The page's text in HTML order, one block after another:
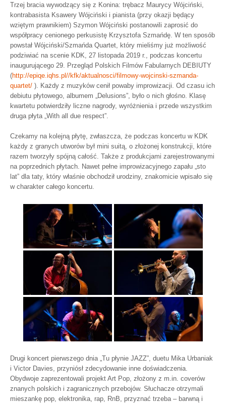
Trzej bracia wywodzący się z Konina: trębacz Maurycy Wójciński,
kontrabasista Ksawery Wójciński i pianista (przy okazji będący
wziętym prawnikiem) Szymon Wójciński postanowili zaprosić do
współpracy cenionego perkusistę Krzysztofa Szmańdę. W ten sposób
powstał Wójciński/Szmańda Quartet, który mieliśmy już możliwość
podziwiać na scenie KDK, 27 listopada 2019 r., podczas koncertu
inaugurującego 29. Przegląd Polskich Filmów Fabularnych DEBIUTY
(http://epiqe.iqhs.pl//kfk/aktualnosci/filmowy-wojcinski-szmanda-
quartet/ ). Każdy z muzyków cenił powaby improwizacji. Od czasu ich
debiutu płytowego, albumem „Delusions”, było o nich głośno. Klasę
kwartetu potwierdziły liczne nagrody, wyróżnienia i przede wszystkim
druga płyta „With all due respect”.
Czekamy na kolejną płytę, zwłaszcza, że podczas koncertu w KDK
każdy z granych utworów był mini suitą, o złożonej konstrukcji, które
razem tworzyły spójną całość. Także z produkcjami zarejestrowanymi
na poprzednich płytach. Nawet pełne improwizacyjnego zapału „sto
lat” dla taty, który właśnie obchodził urodziny, znakomicie wpisało się
w charakter całego koncertu.
Drugi koncert pierwszego dnia „Tu płynie JAZZ”, duetu Mika Urbaniak
i Victor Davies, przyniósł zdecydowanie inne doświadczenia.
Obydwoje zaprezentowali projekt Art Pop, złożony z m.in. coverów
znanych polskich i zagranicznych przebojów. Słuchacze otrzymali
mieszankę pop, elektronika, rap, RnB, przyznać trzeba – barwną i